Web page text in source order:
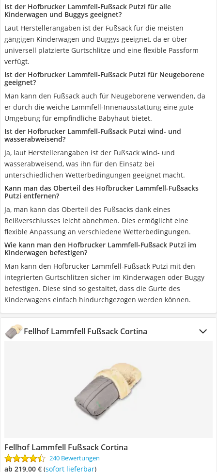
Ist der Hofbrucker Lammfell-Fußsack Putzi für alle
Kinderwagen und Buggys geeignet?
Laut Herstellerangaben ist der Fußsack für die meisten
gängigen Kinderwagen und Buggys geeignet, da er über
universell platzierte Gurtschlitze und eine flexible Passform
verfügt.
Ist der Hofbrucker Lammfell-Fußsack Putzi für Neugeborene
geeignet?
Man kann den Fußsack auch für Neugeborene verwenden, da
er durch die weiche Lammfell-Innenausstattung eine gute
Umgebung für empfindliche Babyhaut bietet.
Ist der Hofbrucker Lammfell-Fußsack Putzi wind- und
wasserabweisend?
Ja, laut Herstellerangaben ist der Fußsack wind- und
wasserabweisend, was ihn für den Einsatz bei
unterschiedlichen Wetterbedingungen geeignet macht.
Kann man das Oberteil des Hofbrucker Lammfell-Fußsacks
Putzi entfernen?
Ja, man kann das Oberteil des Fußsacks dank eines
Reißverschlusses leicht abnehmen. Dies ermöglicht eine
flexible Anpassung an verschiedene Wetterbedingungen.
Wie kann man den Hofbrucker Lammfell-Fußsack Putzi im
Kinderwagen befestigen?
Man kann den Hofbrucker Lammfell-Fußsack Putzi mit den
integrierten Gurtschlitzen sicher im Kinderwagen oder Buggy
befestigen. Diese sind so gestaltet, dass die Gurte des
Kinderwagens einfach hindurchgezogen werden können.
Fellhof Lammfell Fußsack Cortina
Fellhof Lammfell Fußsack Cortina
240 Bewertungen
ab 219,00 € ( Sofort lieferbar)